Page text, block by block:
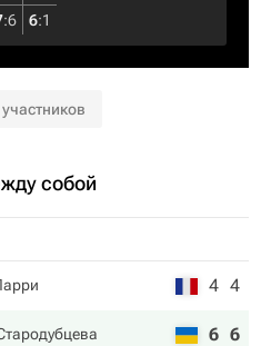
:6 6:1
собой
4 4
6 6